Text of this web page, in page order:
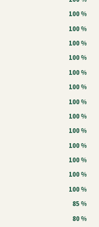
100 %
100 %
100 %
100 %
100 %
100 %
100 %
100 %
100 %
100 %
100 %
100 %
100 %
85 %
80 %